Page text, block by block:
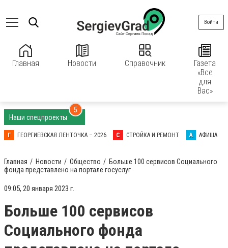
Главная Новости Справочник
Газета
«Все
для
Вас»
Войти
Наши спецпроекты
5
Г ГЕОРГИЕВСКАЯ ЛЕНТОЧКА – 2026 С СТРОЙКА И РЕМОНТ А АФИША
Главная Новости Общество
Больше 100 сервисов Социального
фонда представлено на портале госуслуг
09:05, 20 января 2023 г.
Больше 100 сервисов
Социального фонда